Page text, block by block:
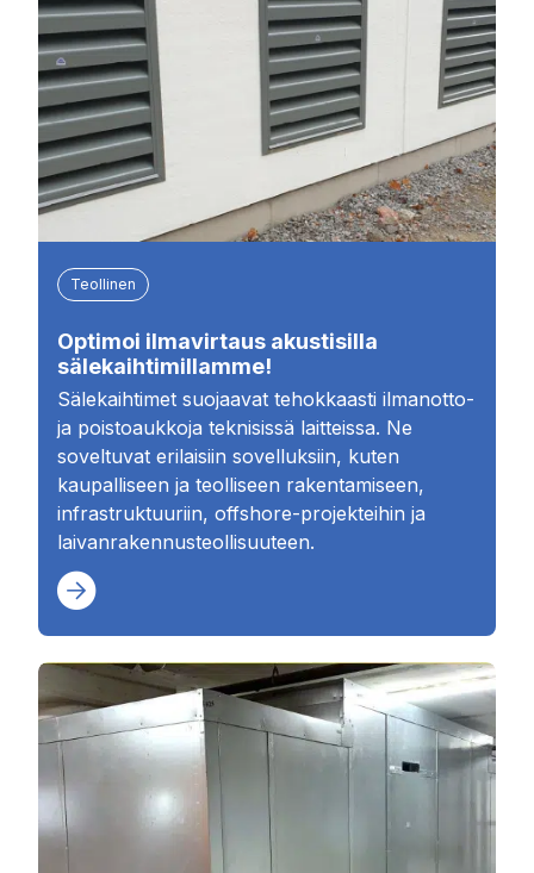
Teollinen
Optimoi ilmavirtaus akustisilla
sälekaihtimillamme!
Sälekaihtimet suojaavat tehokkaasti ilmanotto-
ja poistoaukkoja teknisissä laitteissa. Ne
soveltuvat erilaisiin sovelluksiin, kuten
kaupalliseen ja teolliseen rakentamiseen,
infrastruktuuriin, offshore-projekteihin ja
laivanrakennusteollisuuteen.